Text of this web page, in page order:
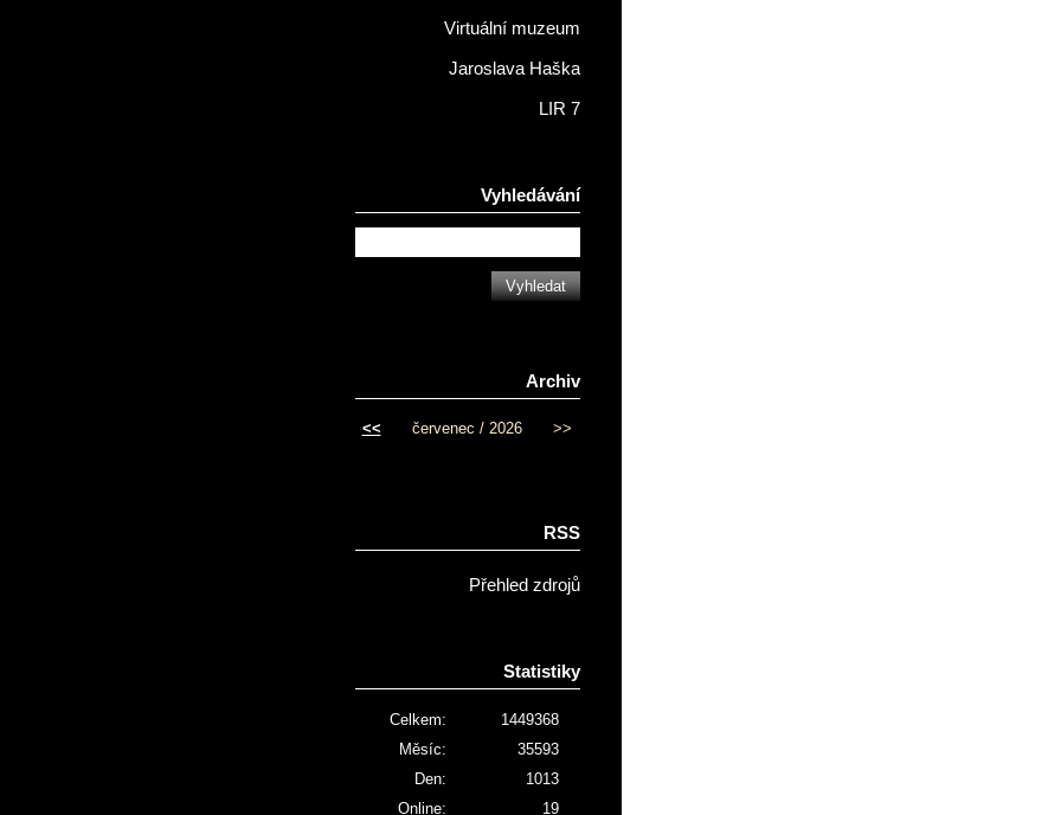
Virtuální muzeum
Jaroslava Haška
LIR 7
Vyhledávání
Archiv
<< červenec / 2026 >>
RSS
Přehled zdrojů
Statistiky
Online: 19
Celkem:
1449368
Měsíc:
35593
Den:
1013